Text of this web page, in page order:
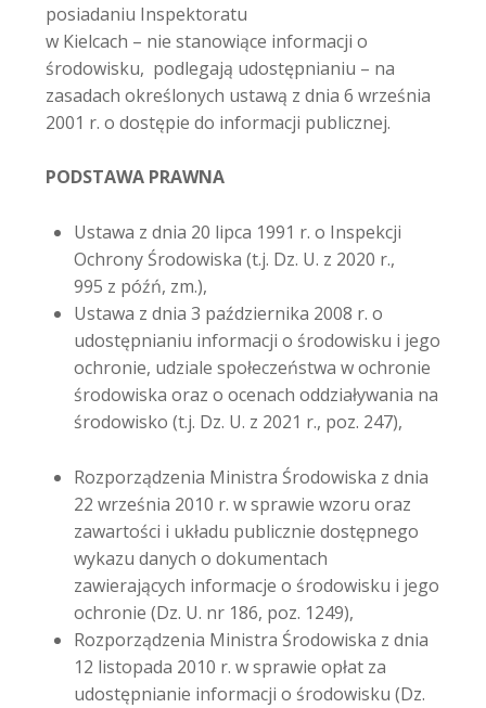
posiadaniu Inspektoratu
w Kielcach – nie stanowiące informacji o
środowisku, podlegają udostępnianiu – na
zasadach określonych ustawą z dnia 6 września
2001 r. o dostępie do informacji publicznej.
PODSTAWA PRAWNA
Ustawa z dnia 20 lipca 1991 r. o Inspekcji
Ochrony Środowiska (t.j. Dz. U. z 2020 r.,
995 z późń, zm.),
Ustawa z dnia 3 października 2008 r. o
udostępnianiu informacji o środowisku i jego
ochronie, udziale społeczeństwa w ochronie
środowiska oraz o ocenach oddziaływania na
środowisko (t.j. Dz. U. z 2021 r., poz. 247),
Rozporządzenia Ministra Środowiska z dnia
22 września 2010 r. w sprawie wzoru oraz
zawartości i układu publicznie dostępnego
wykazu danych o dokumentach
zawierających informacje o środowisku i jego
ochronie (Dz. U. nr 186, poz. 1249),
Rozporządzenia Ministra Środowiska z dnia
12 listopada 2010 r. w sprawie opłat za
udostępnianie informacji o środowisku (Dz.